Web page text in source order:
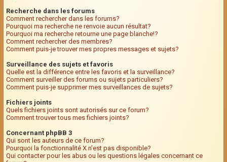
Recherche dans les forums
Comment rechercher dans les forums?
Pourquoi ma recherche ne renvoie aucun résultat?
Pourquoi ma recherche retourne une page blanche!?
Comment rechercher des membres?
Comment puis-je trouver mes propres messages et sujets?
Surveillance des sujets et favoris
Quelle est la différence entre les favoris et la surveillance?
Comment surveiller des forums ou sujets particuliers?
Comment puis-je supprimer mes surveillances de sujets?
Fichiers joints
Quels fichiers joints sont autorisés sur ce forum?
Comment trouver tous mes fichiers joints?
Concernant phpBB 3
Qui sont les auteurs de ce forum?
Pourquoi la fonctionnalité X n’est pas disponible?
Qui contacter pour les abus ou les questions légales concernant ce